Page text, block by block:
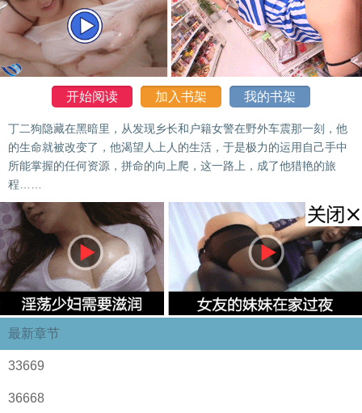
开始阅读 加入书架 我的书架
丁二狗隐藏在黑暗里，从发现乡长和户籍女警在野外车震那一刻，他
的生命就被改变了，他渴望人上人的生活，于是极力的运用自己手中
所能掌握的任何资源，拼命的向上爬，这一路上，成了他猎艳的旅
程……
最新章节
33669
36668